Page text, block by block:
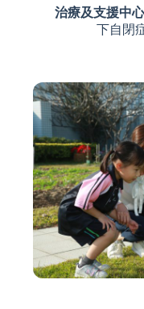
治療及支援中心
下自閉